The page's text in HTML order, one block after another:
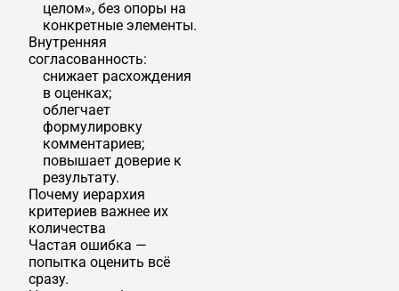
целом», без опоры на
конкретные элементы.
Внутренняя
согласованность:
снижает расхождения
в оценках;
облегчает
формулировку
комментариев;
повышает доверие к
результату.
Почему иерархия
критериев важнее их
количества
Частая ошибка —
попытка оценить всё
сразу.